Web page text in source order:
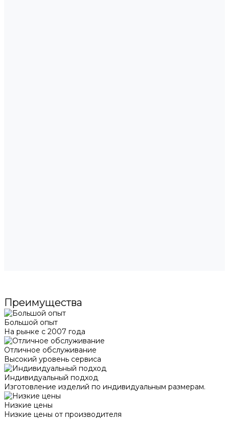
Преимущества
Большой опыт
На рынке с 2007 года
Отличное обслуживание
Высокий уровень сервиса
Индивидуальный подход
Изготовление изделий по индивидуальным размерам.
Низкие цены
Низкие цены от производителя